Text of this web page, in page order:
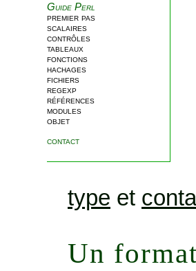
Guide Perl
premier pas
scalaires
contrôles
tableaux
fonctions
hachages
fichiers
regexp
références
modules
objet
contact
type et
Un